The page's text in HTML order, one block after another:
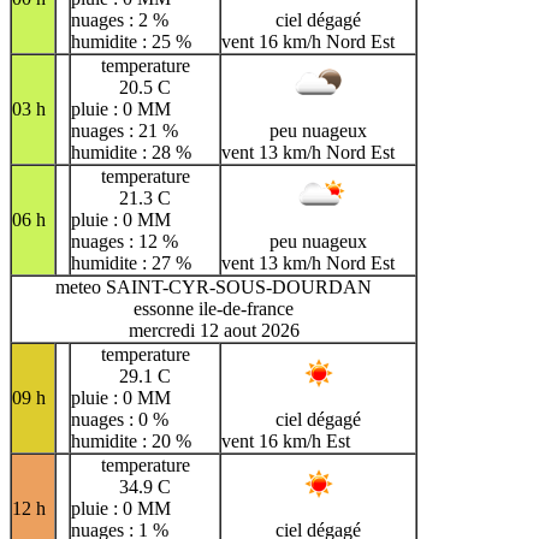
nuages : 2 %
humidite : 25 %
ciel dégagé
vent 16 km/h Nord Est
03 h
temperature
20.5 C
pluie : 0 MM
nuages : 21 %
humidite : 28 %
peu nuageux
vent 13 km/h Nord Est
06 h
temperature
21.3 C
pluie : 0 MM
nuages : 12 %
humidite : 27 %
peu nuageux
vent 13 km/h Nord Est
meteo SAINT-CYR-SOUS-DOURDAN
essonne ile-de-france
mercredi 12 aout 2026
09 h
temperature
29.1 C
pluie : 0 MM
nuages : 0 %
humidite : 20 %
ciel dégagé
vent 16 km/h Est
12 h
temperature
34.9 C
pluie : 0 MM
nuages : 1 %
ciel dégagé